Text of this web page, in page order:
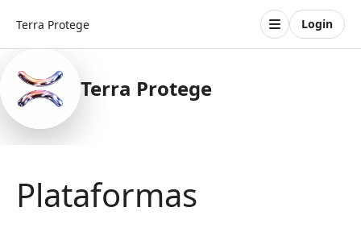
Terra Protege Login
Terra Protege
Plataformas